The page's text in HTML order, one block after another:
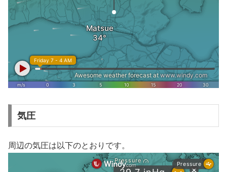
気圧
周辺の気圧は以下のとおりです。